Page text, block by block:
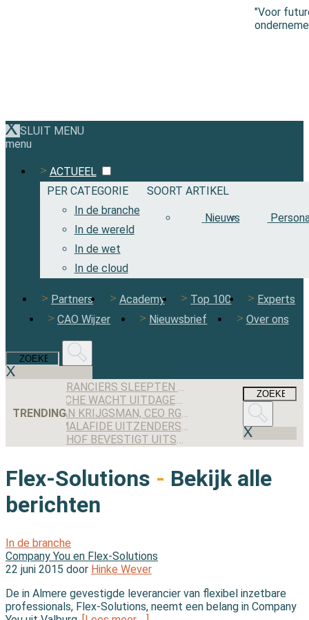
"Voor
SLUIT MENU
menu
ACTUEEL
PER CATEGORIE
In de branche
In de wereld
In de wet
In de cloud
SOORT ARTIKEL
Nieuws
Partners Academy Top 100
Experts
CAO Wijzer
Nieuwsbrief Over ons
TRENDING
DEZE LEVERANCIERS SLEEPTEN DE MEESTE AANBESTEDINGEN BINNEN IN 2025
FLEXBRANCHE WACHT UITDAGENDE TWEEDE HELFT VAN 2026 NA WISSELVALLIG EERSTE HALF JAAR
MAXIMILIAN KRIJGSMAN, CEO RGF STAFFING NEDERLAND: ‘WE GROEIEN EINDELIJK WEER STEVIG, MAAR IK BEN NOG LANG NIET TEVREDEN’
WORDEN MALAFIDE UITZENDERS NOG JARENLANG GEDOOGD DOOR DE OVERGANGSREGELING VAN DE WTTA?
GERECHTSHOF BEVESTIGT UITSPRAAK: UITZENDBUREAU MOET ALSNOG KWARTIER VOORBEREIDINGSTIJD SCHIPHOL-MEDEWERKER UITBETALEN
Flex-Solutions - Bekijk alle
berichten
In de branche
Company You en Flex-Solutions
22 juni 2015 door Hinke Wever
De in Almere gevestigde leverancier van flexibel inzetbare
professionals, Flex-Solutions, neemt een belang in Company